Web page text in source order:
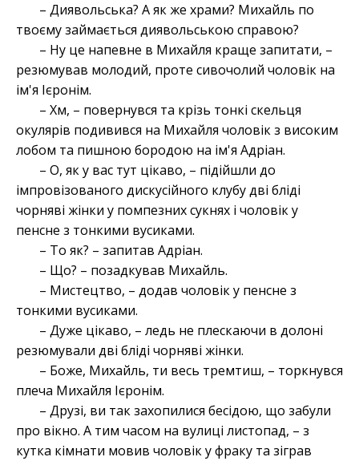
– Диявольська? А як же храми? Михайль по
твоєму займається диявольською справою?
– Ну це напевне в Михайля краще запитати, –
резюмував молодий, проте сивочолий чоловік на
ім'я Ієронім.
– Хм, – повернувся та крізь тонкі скельця
окулярів подивився на Михайля чоловік з високим
лобом та пишною бородою на ім'я Адріан.
– О, як у вас тут цікаво, – підійшли до
імпровізованого дискусійного клубу дві бліді
чорняві жінки у помпезних сукнях і чоловік у
пенсне з тонкими вусиками.
– То як? – запитав Адріан.
– Що? – позадкував Михайль.
– Мистецтво, – додав чоловік у пенсне з
тонкими вусиками.
– Дуже цікаво, – ледь не плескаючи в долоні
резюмували дві бліді чорняві жінки.
– Боже, Михайль, ти весь тремтиш, – торкнувся
плеча Михайля Ієронім.
– Друзі, ви так захопилися бесідою, що забули
про вікно. А тим часом на вулиці листопад, – з
кутка кімнати мовив чоловік у фраку та зіграв